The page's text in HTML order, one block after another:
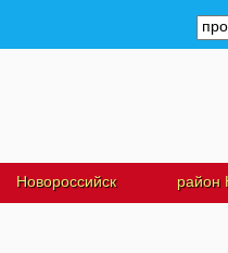
Новороссийск район